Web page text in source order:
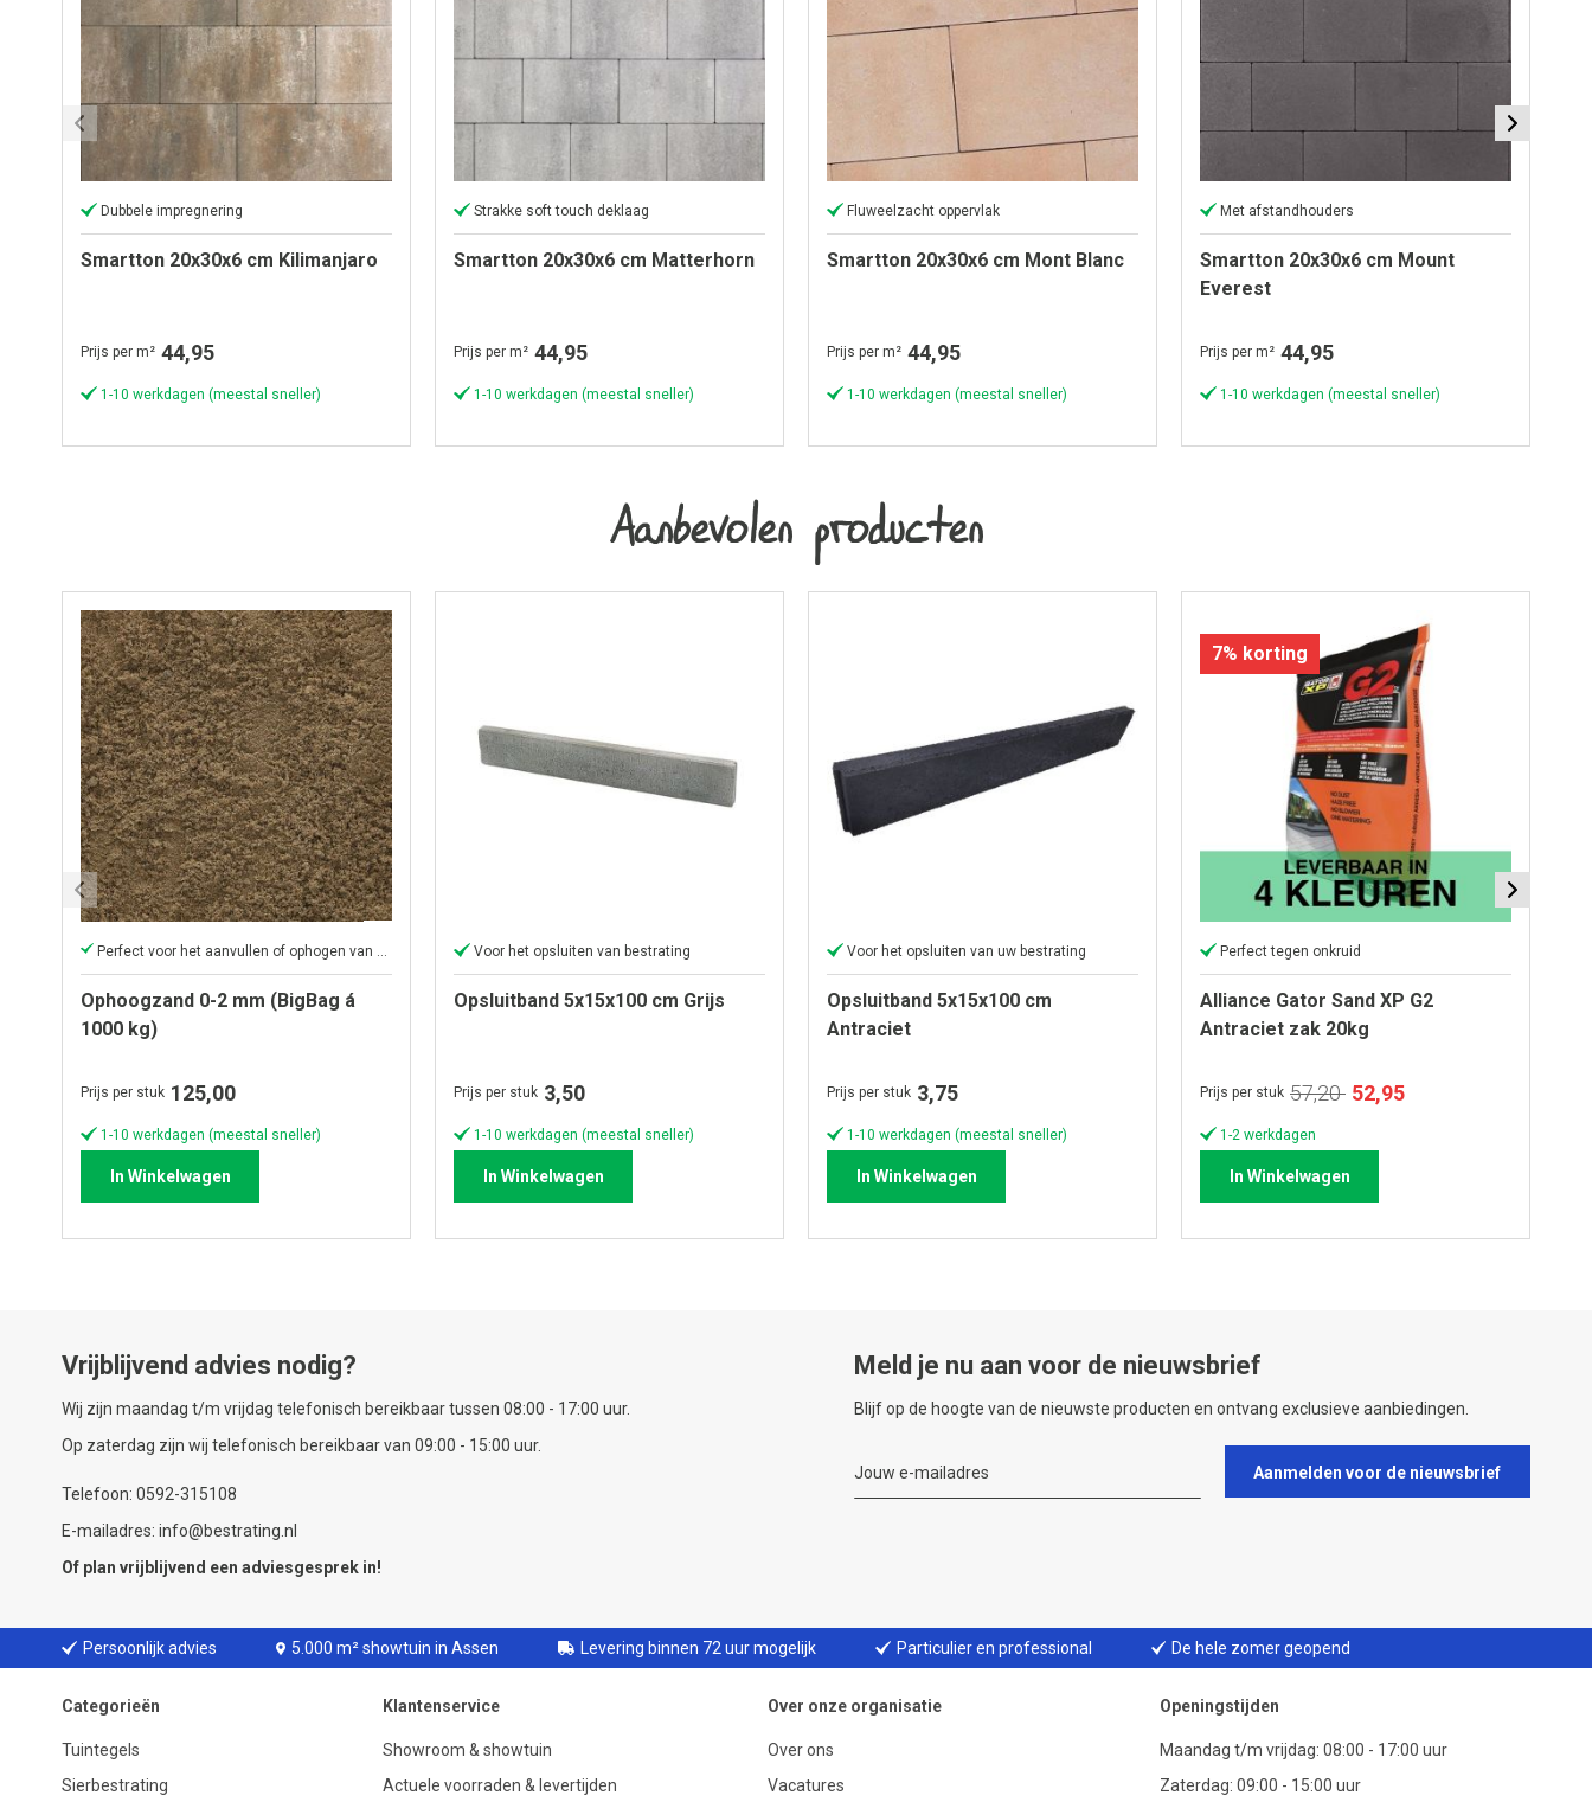
Dubbele impregnering
Smartton 20x30x6 cm Kilimanjaro
Prijs per m² 44,95
1-10 werkdagen (meestal sneller)
Strakke soft touch deklaag
Smartton 20x30x6 cm Matterhorn
Prijs per m² 44,95
1-10 werkdagen (meestal sneller)
Fluweelzacht oppervlak
Smartton 20x30x6 cm Mont Blanc
Prijs per m² 44,95
1-10 werkdagen (meestal sneller)
Met afstandhouders
Smartton 20x30x6 cm Mount
Everest
Prijs per m² 44,95
1-10 werkdagen (meestal sneller)
Aanbevolen producten
Ophoogzand 0-2 mm (BigBag á
1000 kg)
Prijs per stuk 125,00
1-10 werkdagen (meestal sneller)
In Winkelwagen
Voor het opsluiten van bestrating
Opsluitband 5x15x100 cm Grijs
Prijs per stuk 3,50
1-10 werkdagen (meestal sneller)
In Winkelwagen
Voor het opsluiten van uw bestrating
Opsluitband 5x15x100 cm
Antraciet
Prijs per stuk 3,75
1-10 werkdagen (meestal sneller)
In Winkelwagen
7% korting
Perfect tegen onkruid
Alliance Gator Sand XP G2
Antraciet zak 20kg
Prijs per stuk 57,20 Speciale
52,95
1-2 werkdagen
In Winkelwagen
Vrijblijvend advies nodig?
Wij zijn maandag t/m vrijdag telefonisch bereikbaar tussen 08:00 - 17:00 uur.
Op zaterdag zijn wij telefonisch bereikbaar van 09:00 - 15:00 uur.
Telefoon: 0592-315108
E-mailadres: info@bestrating.nl
Of plan vrijblijvend een adviesgesprek in!
Meld je nu aan voor de nieuwsbrief
Blijf op de hoogte van de nieuwste producten en ontvang exclusieve aanbiedingen.
Aanmelden voor de nieuwsbrief
Persoonlijk advies 5.000 m² showtuin in Assen Levering binnen 72 uur mogelijk Particulier en professional De hele zomer geopend
Categorieën
Tuintegels
Sierbestrating
Klantenservice
Showroom & showtuin
Actuele voorraden & levertijden
Over onze organisatie
Over ons
Vacatures
Openingstijden
Maandag t/m vrijdag: 08:00 - 17:00 uur
Zaterdag: 09:00 - 15:00 uur